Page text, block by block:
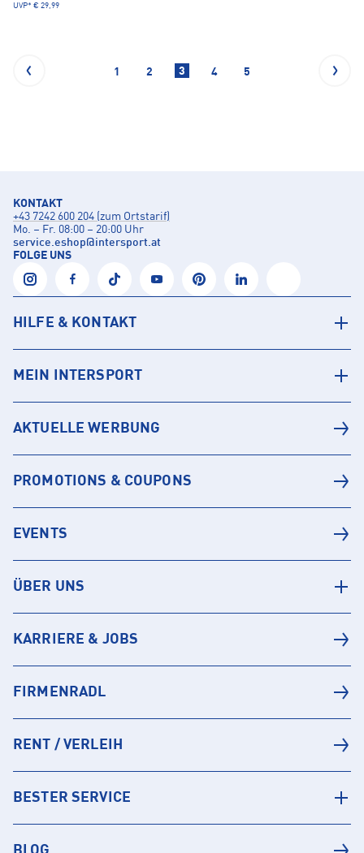
UVP* € 29,99
1 2 3 4 5
KONTAKT
+43 7242 600 204 (zum Ortstarif)
Mo. – Fr. 08:00 – 20:00 Uhr
service.eshop@intersport.at
FOLGE UNS
HILFE & KONTAKT
MEIN INTERSPORT
AKTUELLE WERBUNG
PROMOTIONS & COUPONS
EVENTS
ÜBER UNS
KARRIERE & JOBS
FIRMENRADL
RENT / VERLEIH
BESTER SERVICE